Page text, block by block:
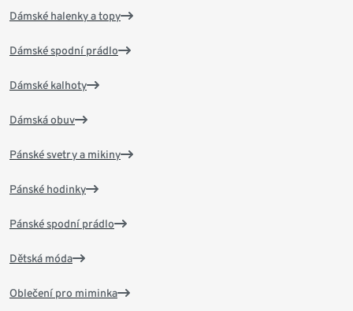
Dámské halenky a topy
Dámské spodní prádlo
Dámské kalhoty
Dámská obuv
Pánské svetry a mikiny
Pánské hodinky
Pánské spodní prádlo
Dětská móda
Oblečení pro miminka